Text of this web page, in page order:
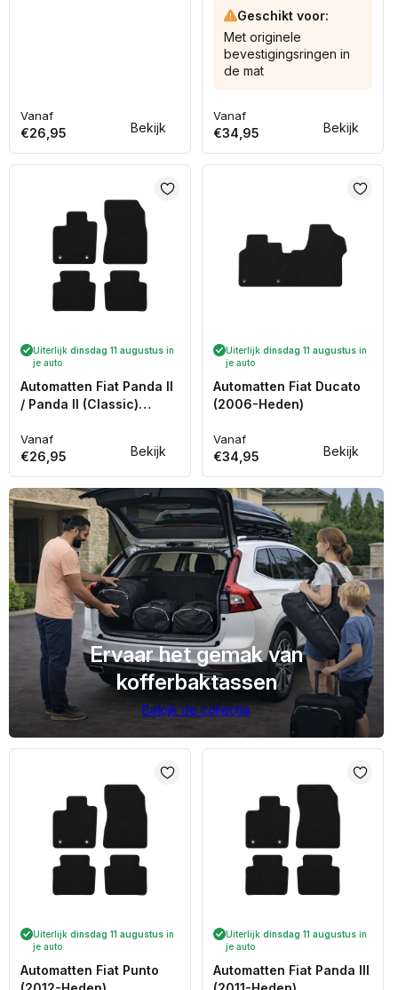
Bekijk
Normale
prijs
Vanaf
€26,95 Bekijk
Bestelwagen / Talento
Heden)
Geschikt voor:
Met originele
bevestigingsringen in
de mat
Normale
prijs
Vanaf
€34,95
Bekijk
Uiterlijk dinsdag 11 augustus in
je auto
Automatten Fiat Panda II
/ Panda II (Classic)
Normale
prijs
Vanaf
€26,95 Bekijk
Uiterlijk dinsdag 11 augustus in
je auto
Automatten Fiat Ducato
(2006-Heden)
Normale
prijs
Vanaf
€34,95
Uiterlijk dinsdag 11 augustus in
je auto
Automatten Fiat Punto
Uiterlijk dinsdag 11 augustus in
je auto
Automatten Fiat Panda III
Ervaar het gemak van
kofferbaktassen
Bekijk de collectie